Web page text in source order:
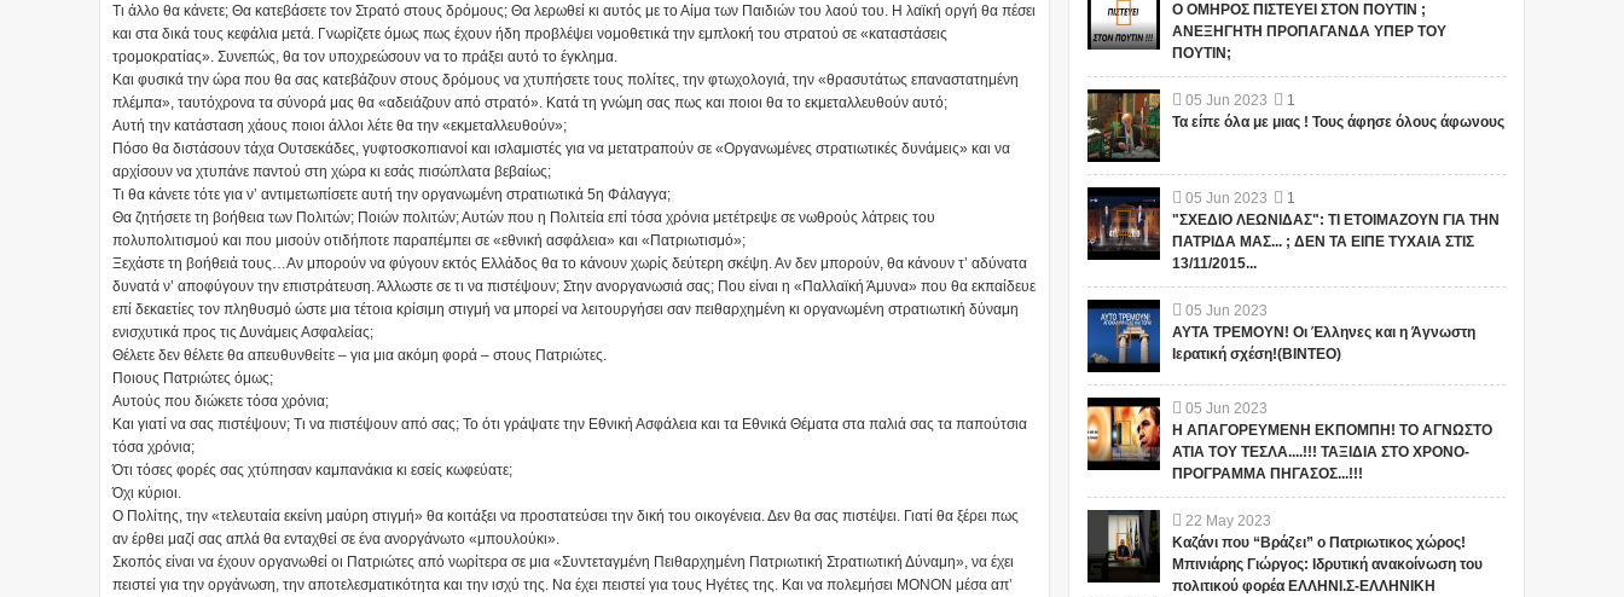
Τι άλλο θα κάνετε; Θα κατεβάσετε τον Στρατό στους δρόμους; Θα λερωθεί κι αυτός με το Αίμα των Παιδιών του λαού του. Η λαϊκή οργή θα πέσει
και στα δικά τους κεφάλια μετά. Γνωρίζετε όμως πως έχουν ήδη προβλέψει νομοθετικά την εμπλοκή του στρατού σε «καταστάσεις
τρομοκρατίας». Συνεπώς, θα τον υποχρεώσουν να το πράξει αυτό το έγκλημα.
Και φυσικά την ώρα που θα σας κατεβάζουν στους δρόμους να χτυπήσετε τους πολίτες, την φτωχολογιά, την «θρασυτάτως επαναστατημένη
πλέμπα», ταυτόχρονα τα σύνορά μας θα «αδειάζουν από στρατό». Κατά τη γνώμη σας πως και ποιοι θα το εκμεταλλευθούν αυτό;
Αυτή την κατάσταση χάους ποιοι άλλοι λέτε θα την «εκμεταλλευθούν»;
Πόσο θα διστάσουν τάχα Ουτσεκάδες, γυφτοσκοπιανοί και ισλαμιστές για να μετατραπούν σε «Οργανωμένες στρατιωτικές δυνάμεις» και να
αρχίσουν να χτυπάνε παντού στη χώρα κι εσάς πισώπλατα βεβαίως;
Τι θα κάνετε τότε για ν’ αντιμετωπίσετε αυτή την οργανωμένη στρατιωτικά 5η Φάλαγγα;
Θα ζητήσετε τη βοήθεια των Πολιτών; Ποιών πολιτών; Αυτών που η Πολιτεία επί τόσα χρόνια μετέτρεψε σε νωθρούς λάτρεις του
πολυπολιτισμού και που μισούν οτιδήποτε παραπέμπει σε «εθνική ασφάλεια» και «Πατριωτισμό»;
Ξεχάστε τη βοήθειά τους…Αν μπορούν να φύγουν εκτός Ελλάδος θα το κάνουν χωρίς δεύτερη σκέψη. Αν δεν μπορούν, θα κάνουν τ’ αδύνατα
δυνατά ν’ αποφύγουν την επιστράτευση. Άλλωστε σε τι να πιστέψουν; Στην ανοργανωσιά σας; Που είναι η «Παλλαϊκή Άμυνα» που θα εκπαίδευε
επί δεκαετίες τον πληθυσμό ώστε μια τέτοια κρίσιμη στιγμή να μπορεί να λειτουργήσει σαν πειθαρχημένη κι οργανωμένη στρατιωτική δύναμη
ενισχυτικά προς τις Δυνάμεις Ασφαλείας;
Θέλετε δεν θέλετε θα απευθυνθείτε – για μια ακόμη φορά – στους Πατριώτες.
Ποιους Πατριώτες όμως;
Αυτούς που διώκετε τόσα χρόνια;
Και γιατί να σας πιστέψουν; Τι να πιστέψουν από σας; Το ότι γράψατε την Εθνική Ασφάλεια και τα Εθνικά Θέματα στα παλιά σας τα παπούτσια
τόσα χρόνια;
Ότι τόσες φορές σας χτύπησαν καμπανάκια κι εσείς κωφεύατε;
Όχι κύριοι.
Ο Πολίτης, την «τελευταία εκείνη μαύρη στιγμή» θα κοιτάξει να προστατεύσει την δική του οικογένεια. Δεν θα σας πιστέψει. Γιατί θα ξέρει πως
αν έρθει μαζί σας απλά θα ενταχθεί σε ένα ανοργάνωτο «μπουλούκι».
Σκοπός είναι να έχουν οργανωθεί οι Πατριώτες από νωρίτερα σε μια «Συντεταγμένη Πειθαρχημένη Πατριωτική Στρατιωτική Δύναμη», να έχει
πειστεί για την οργάνωση, την αποτελεσματικότητα και την ισχύ της. Να έχει πειστεί για τους Ηγέτες της. Και να πολεμήσει ΜΟΝΟΝ μέσα απ’
Ο ΟΜΗΡΟΣ ΠΙΣΤΕΥΕΙ ΣΤΟΝ ΠΟΥΤΙΝ ;
ΑΝΕΞΗΓΗΤΗ ΠΡΟΠΑΓΑΝΔΑ ΥΠΕΡ ΤΟΥ
ΠΟΥΤΙΝ;
05 Jun 2023
1
Τα είπε όλα με μιας ! Τους άφησε όλους άφωνους
05 Jun 2023
1
"ΣΧΕΔΙΟ ΛΕΩΝΙΔΑΣ": ΤΙ ΕΤΟΙΜΑΖΟΥΝ ΓΙΑ ΤΗΝ
ΠΑΤΡΙΔΑ ΜΑΣ... ; ΔΕΝ ΤΑ ΕΙΠΕ ΤΥΧΑΙΑ ΣΤΙΣ
13/11/2015...
05 Jun 2023
ΑΥΤΑ ΤΡΕΜΟΥΝ! Οι Έλληνες και η Άγνωστη
Ιερατική σχέση!(ΒΙΝΤΕΟ)
05 Jun 2023
Η ΑΠΑΓΟΡΕΥΜΕΝΗ ΕΚΠΟΜΠΗ! ΤΟ ΑΓΝΩΣΤΟ
ΑΤΙΑ ΤΟΥ ΤΕΣΛΑ....!!! ΤΑΞΙΔΙΑ ΣΤΟ ΧΡΟΝΟ-
ΠΡΟΓΡΑΜΜΑ ΠΗΓΑΣΟΣ...!!!
22 May 2023
Καζάνι που “Βράζει” ο Πατριωτικος χώρος!
Μπινιάρης Γιώργος: Ιδρυτική ανακοίνωση του
πολιτικού φορέα ΕΛΛΗΝΙ.Σ-ΕΛΛΗΝΙΚΗ